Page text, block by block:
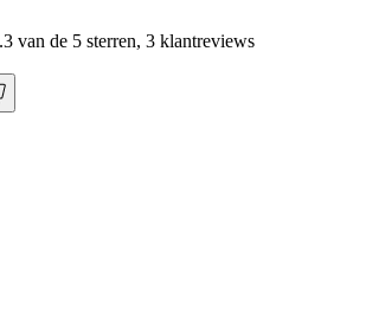
van de 5 sterren, 3 klantreviews